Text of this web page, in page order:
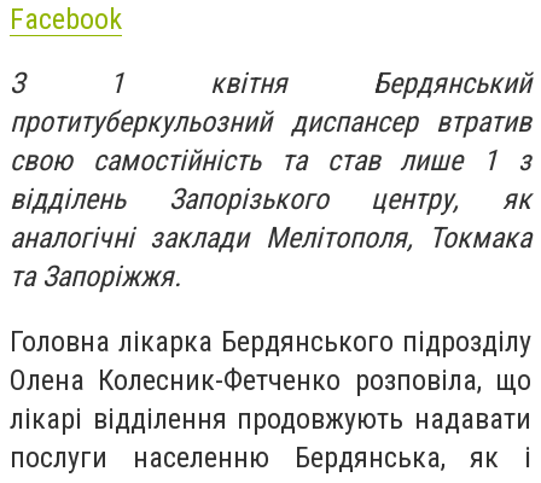
Facebook
З 1 квітня Бердянський
протитуберкульозний диспансер втратив
свою самостійність та став лише 1 з
відділень Запорізького центру, як
аналогічні заклади Мелітополя, Токмака
та Запоріжжя.
Головна лікарка Бердянського підрозділу
Олена Колесник-Фетченко розповіла, що
лікарі відділення продовжують надавати
послуги населенню Бердянська, як і